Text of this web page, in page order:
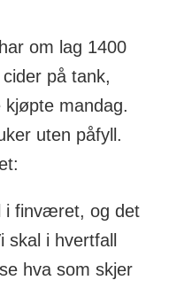
om lag 1400
på tank,
mandag.
uten påfyll.
i finværet, og det
skal i hvertfall
hva som skjer